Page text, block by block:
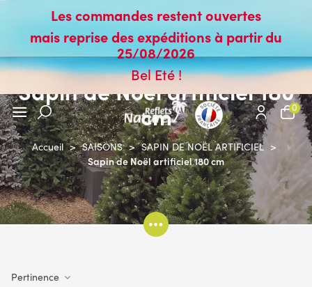
Les commandes restent ouvertes
mais reprise des expéditions à partir du
25/08/2026
Bel Eté !
0
Sapin de Noël artificiel 180
cm
Accueil > SAISONS > SAPIN DE NOËL ARTIFICIEL >
Sapin de Noël artificiel 180 cm
Pertinence